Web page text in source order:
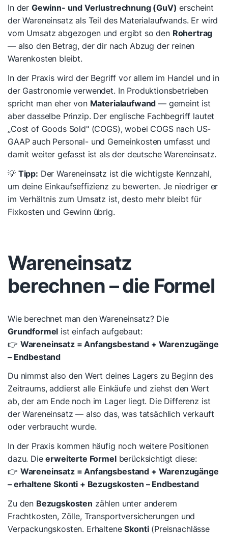
In der Gewinn- und Verlustrechnung (GuV) erscheint
der Wareneinsatz als Teil des Materialaufwands. Er wird
vom Umsatz abgezogen und ergibt so den Rohertrag
— also den Betrag, der dir nach Abzug der reinen
Warenkosten bleibt.
In der Praxis wird der Begriff vor allem im Handel und in
der Gastronomie verwendet. In Produktionsbetrieben
spricht man eher von Materialaufwand — gemeint ist
aber dasselbe Prinzip. Der englische Fachbegriff lautet
„Cost of Goods Sold" (COGS), wobei COGS nach US-
GAAP auch Personal- und Gemeinkosten umfasst und
damit weiter gefasst ist als der deutsche Wareneinsatz.
💡 Tipp: Der Wareneinsatz ist die wichtigste Kennzahl,
um deine Einkaufseffizienz zu bewerten. Je niedriger er
im Verhältnis zum Umsatz ist, desto mehr bleibt für
Fixkosten und Gewinn übrig.
Wareneinsatz
berechnen – die Formel
Wie berechnet man den Wareneinsatz? Die
Grundformel ist einfach aufgebaut:
👉 Wareneinsatz = Anfangsbestand + Warenzugänge
– Endbestand
Du nimmst also den Wert deines Lagers zu Beginn des
Zeitraums, addierst alle Einkäufe und ziehst den Wert
ab, der am Ende noch im Lager liegt. Die Differenz ist
der Wareneinsatz — also das, was tatsächlich verkauft
oder verbraucht wurde.
In der Praxis kommen häufig noch weitere Positionen
dazu. Dieerweiterte Formelberücksichtigt diese:
👉 Wareneinsatz = Anfangsbestand + Warenzugänge
– erhaltene Skonti + Bezugskosten – Endbestand
Zu den Bezugskosten zählen unter anderem
Frachtkosten, Zölle, Transportversicherungen und
Verpackungskosten. ErhalteneSkonti(Preisnachlässe